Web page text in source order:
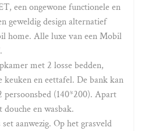
een ongewone functionele en
geweldig design alternatief
home. Alle luxe van een Mobil
met 2 losse bedden,
en eettafel. De bank kan
(140*200). Apart
en wasbak.
aanwezig. Op het grasveld